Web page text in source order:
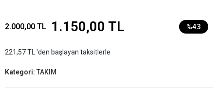
2.000,00 TL 1.150,00 TL %43
221,57 TL 'den başlayan taksitlerle
Kategori: TAKIM